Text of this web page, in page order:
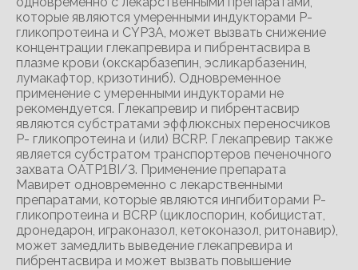
которые являются умеренными индукторами Р-
гликопротеина и CYP3A, может вызвать снижение
концентрации глекапревира и пибрентасвира в
плазме крови (окскарбазепин, эсликарбазенин,
лумакафтор, кризотиниб). Одновременное
применение с умеренными индукторами не
рекомендуется. Глекапревир и пибрентасвир
являются субстратами эффлюксных переносчиков
P- гликопротеина и (или) BCRP. Глекапревир также
является субстратом транспортеров печеночного
захвата OATP1BI/3. Применение препарата
Мавирет одновременно с лекарственными
препаратами, которые являются ингибиторами Р-
гликопротеина и BCRP (циклоспорин, кобицистат,
дронедарон, играконазол, кетоконазол, ритонавир),
может замедлить выведение глекапревира и
пибрентасвира и может вызвать повышение